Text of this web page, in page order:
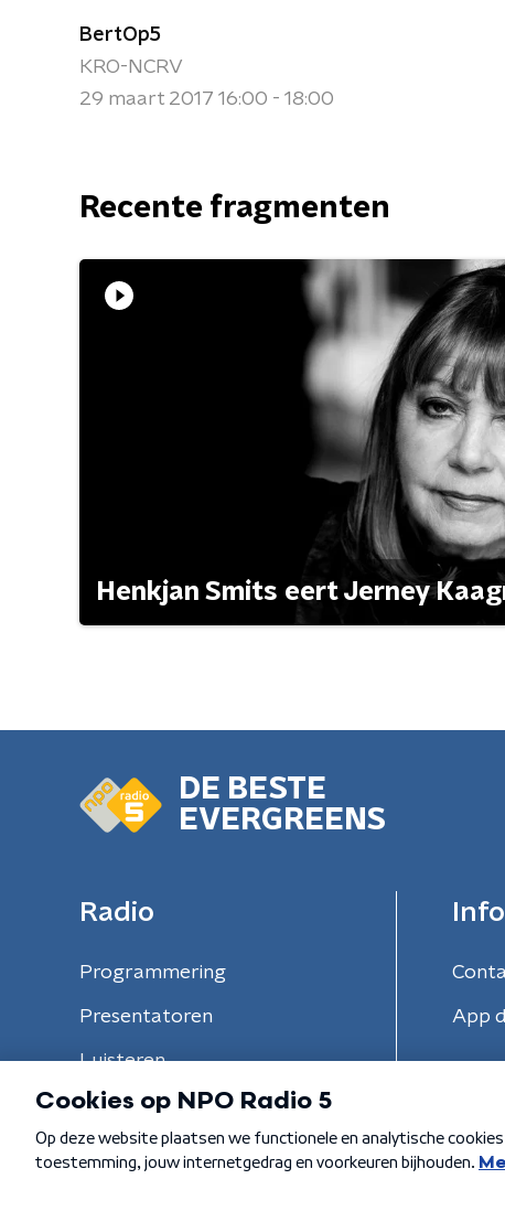
BertOp5
KRO-NCRV
29 maart 2017 16:00 - 18:00
Recente fragmenten
Henkjan Smits eert Jerney
DE BESTE
EVERGREENS
Radio
Programmering
Presentatoren
Luisteren
Info
App
Algemene voorwaarden Privacybeleid